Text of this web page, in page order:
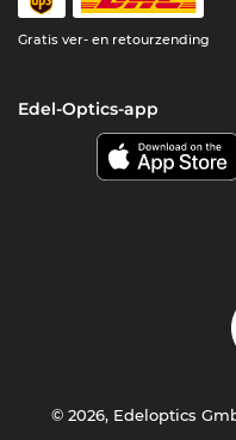
Gratis ver- en retourzending
Edel-Optics-app
© 2026, Edeloptics